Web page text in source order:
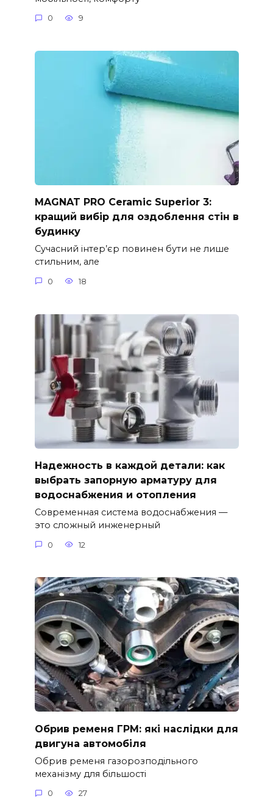
0 9
MAGNAT PRO Ceramic Superior 3:
кращий вибір для оздоблення стін в
будинку
Сучасний інтер’єр повинен бути не лише
стильним, але
0 18
Надежность в каждой детали: как
выбрать запорную арматуру для
водоснабжения и отопления
Современная система водоснабжения —
это сложный инженерный
0 12
Обрив ременя ГРМ: які наслідки для
двигуна автомобіля
Обрив ременя газорозподільного
механізму для більшості
0 27